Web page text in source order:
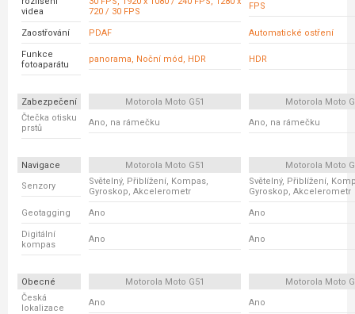
videa
720 / 30 FPS
FPS
Zaostřování PDAF Automatické ostření
Funkce
fotoaparátu
panorama, Noční mód, HDR HDR
Zabezpečení Motorola Moto G51
Motorola Moto
Čtečka otisku
prstů
Ano, na rámečku Ano, na rámečku
Navigace Motorola Moto G51
Motorola Moto
Senzory
Světelný, Přiblížení, Kompas,
Gyroskop, Akcelerometr
Světelný, Přiblížení,
Gyroskop, Akcelerometr
Geotagging Ano Ano
Digitální
kompas
Ano Ano
Obecné Motorola Moto G51
Motorola Moto
Česká
lokalizace
Ano Ano